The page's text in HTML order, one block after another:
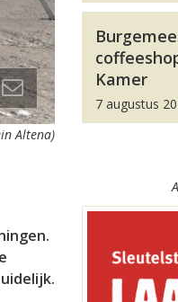
Altena)
Kamer
7 augustus